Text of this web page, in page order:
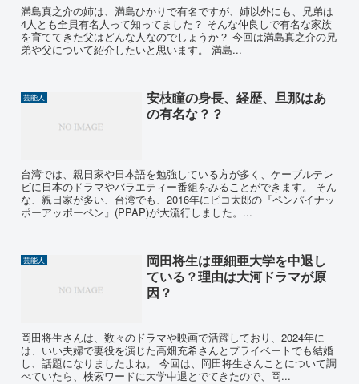
満島真之介の姉は、満島ひかりで有名ですが、姉以外にも、兄弟は
4人とも全員有名人って知ってました？ そんな仲良しで有名な家族
を育ててきた父はどんな人なのでしょうか？ 今回は満島真之介の兄
弟や父について紹介したいと思います。 満島...
芸能人
安枝瞳の身長、経歴、旦那はあ
の有名な？？
台湾では、親日家や日本語を勉強している方が多く、ケーブルテレ
ビに日本のドラマやバラエティー番組をみることができます。 そん
な、親日家が多い、台湾でも、2016年にピコ太郎の『ペンパイナッ
ポーアッポーペン』(PPAP)が大流行しました。...
芸能人
岡田将生は亜細亜大学を中退し
ている？理由は大河ドラマが原
因？
岡田将生さんは、数々のドラマや映画で活躍しており、2024年に
は、いい夫婦で妻役を演じた高畑充希さんとプライベートでも結婚
し、話題になりましたよね。 今回は、岡田将生さんことについて調
べていたら、検索ワードに大学中退とでてきたので、岡...